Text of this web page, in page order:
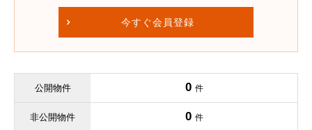
今すぐ会員登録
公開物件 0 件
非公開物件 0 件